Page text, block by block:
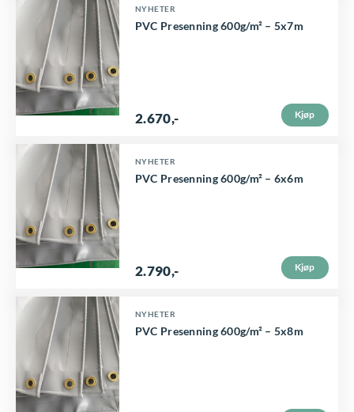
NYHETER
PVC Presenning 600g/m² – 5x7m
2.670,- Kjøp
NYHETER
PVC Presenning 600g/m² – 6x6m
2.790,- Kjøp
NYHETER
PVC Presenning 600g/m² – 5x8m